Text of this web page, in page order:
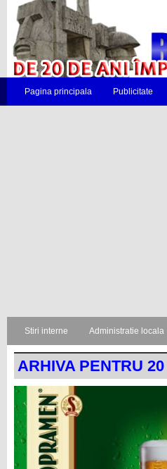
Pagina principala Publicitate
Stiri interne Administratie locala
ARHIVA PENTRU